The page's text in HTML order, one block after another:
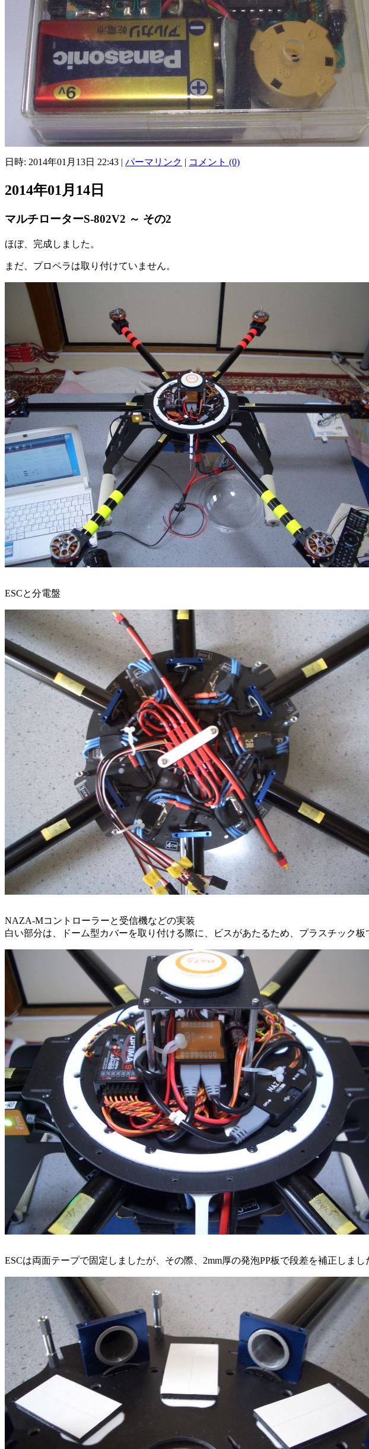
日時: 2014年01月13日 22:43 | パーマリンク | コメント (0)
2014年01月14日
マルチローターS-802V2 ～ その2
ほぼ、完成しました。
まだ、プロペラは取り付けていません。
ESCと分電盤
NAZA-Mコントローラーと受信機などの実装
白い部分は、ドーム型カバーを取り付ける際に、ビスがあたるため、プラスチック板
ESCは両面テープで固定しましたが、その際、2mm厚の発泡PP板で段差を補正しまし